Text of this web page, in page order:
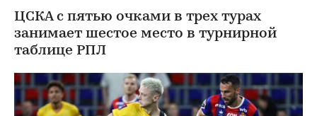
ЦСКА с пятью очками в трех турах
занимает шестое место в турнирной
таблице РПЛ